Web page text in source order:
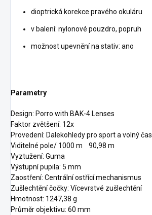
dioptrická korekce pravého okuláru
v balení: nylonové pouzdro, popruh
možnost upevnění na stativ: ano
Parametry
Design: Porro with BAK-4 Lenses
Faktor zvětšení: 12x
Provedení: Dalekohledy pro sport a volný čas
Viditelné pole/ 1000 m 90,98 m
Vyztužení: Guma
Výstupní pupila: 5 mm
Zaostření: Centrální ostřící mechanismus
Zušlechtění čočky: Vícevrstvé zušlechtění
Hmotnost: 1247,38 g
Průměr objektivu: 60 mm